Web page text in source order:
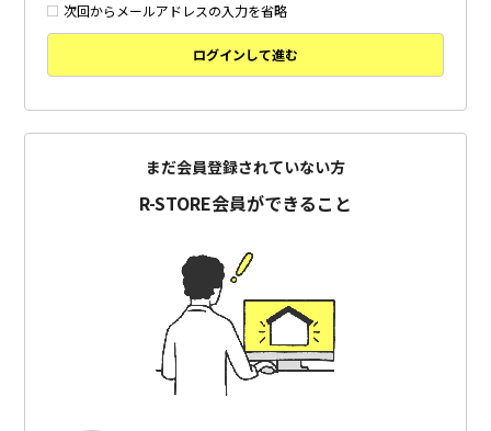
次回からメールアドレスの入力を省略
ログインして進む
まだ会員登録されていない方
R-STORE会員ができること